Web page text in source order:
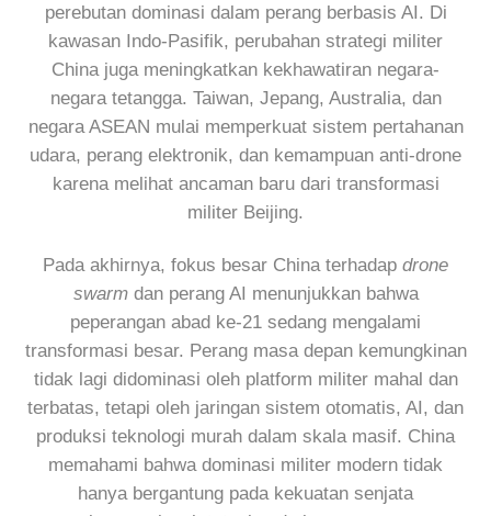
perebutan dominasi dalam perang berbasis AI. Di
kawasan Indo-Pasifik, perubahan strategi militer
China juga meningkatkan kekhawatiran negara-
negara tetangga. Taiwan, Jepang, Australia, dan
negara ASEAN mulai memperkuat sistem pertahanan
udara, perang elektronik, dan kemampuan anti-drone
karena melihat ancaman baru dari transformasi
militer Beijing.
Pada akhirnya, fokus besar China terhadap drone
swarmdan perang AI menunjukkan bahwa
peperangan abad ke-21 sedang mengalami
transformasi besar. Perang masa depan kemungkinan
tidak lagi didominasi oleh platform militer mahal dan
terbatas, tetapi oleh jaringan sistem otomatis, AI, dan
produksi teknologi murah dalam skala masif. China
memahami bahwa dominasi militer modern tidak
hanya bergantung pada kekuatan senjata